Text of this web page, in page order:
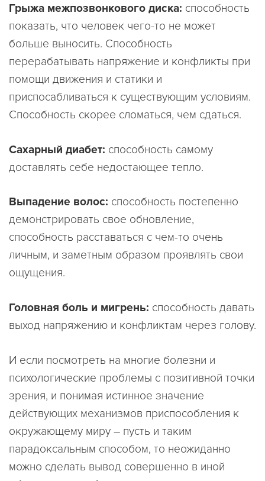
Грыжа межпозвонкового диска: способность
показать, что человек чего-то не может
больше выносить. Способность
перерабатывать напряжение и конфликты при
помощи движения и статики и
приспосабливаться к существующим условиям.
Способность скорее сломаться, чем сдаться.
Сахарный диабет: способность самому
доставлять себе недостающее тепло.
Выпадение волос: способность постепенно
демонстрировать свое обновление,
способность расставаться с чем-то очень
личным, и заметным образом проявлять свои
ощущения.
Головная боль и мигрень: способность давать
выход напряжению и конфликтам через голову.
И если посмотреть на многие болезни и
психологические проблемы с позитивной точки
зрения, и понимая истинное значение
действующих механизмов приспособления к
окружающему миру – пусть и таким
парадоксальным способом, то неожиданно
можно сделать вывод совершенно в иной